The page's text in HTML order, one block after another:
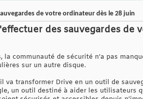
de votre ordinateur dès le 28 juin
des sauvegardes de
communauté de sécurité n’a pas
sur un autre disque.
va transformer Drive en un outil de
un outil destiné à aider les utilisateurs